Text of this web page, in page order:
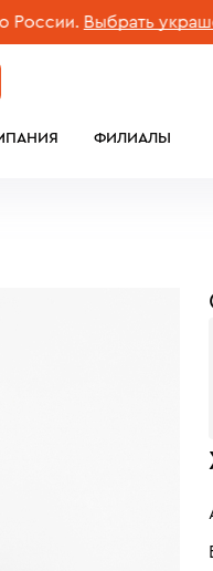
Выбрать украшение
ФИЛИАЛЫ